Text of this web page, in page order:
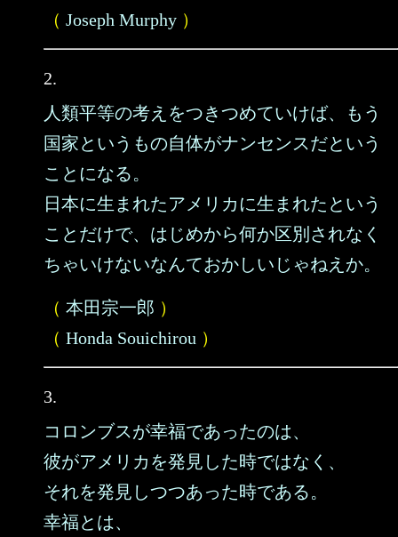
（ Joseph Murphy ）
2.
人類平等の考えをつきつめていけば、もう
国家というもの自体がナンセンスだという
ことになる。
日本に生まれたアメリカに生まれたという
ことだけで、はじめから何か区別されなく
ちゃいけないなんておかしいじゃねえか。
（ 本田宗一郎 ）
（ Honda Souichirou ）
3.
コロンブスが幸福であったのは、
彼がアメリカを発見した時ではなく、
それを発見しつつあった時である。
幸福とは、